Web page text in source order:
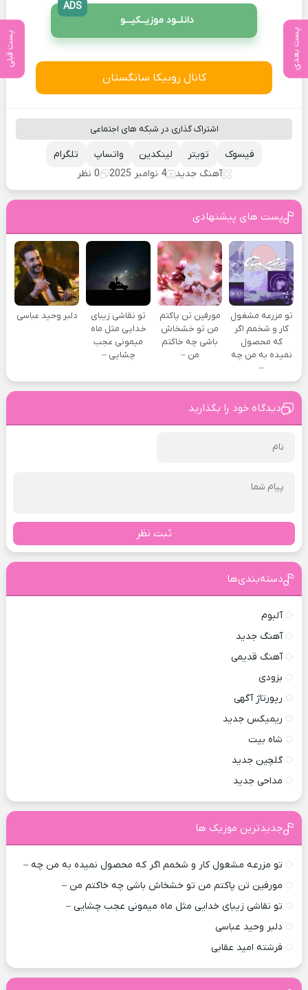
پست بعدی پست قبلی
دانلــود موزیــکیـــو
ADS
کانال روبیکا سانگستان
اشتراک گذاری در شبکه های اجتماعی
تلگرام واتساپ لینکدین تویتر
فیسوک
آهنگ جدید
4 نوامبر 2025 0 نظر
پست های پیشنهادی
تو مزرعه مشغول
کار و شخمم اگر
که محصول
نمیده به من چه
–
مورفین تن پاکتم
من تو خشخاش
باشی چه خاکتم
من –
تو نقاشی زیبای
خدایی مثل ماه
میمونی عجب
چشایی –
دلبر وحید عباسی
دیدگاه خود را بگذارید
ثبت نظر
دسته‌بندی‌ها
آلبوم
آهنگ جدید
آهنگ قدیمی
بزودی
رپورتاژ آگهی
ریمیکس جدید
شاه بیت
گلچین جدید
مداحی جدید
جدیدترین موزیک ها
تو مزرعه مشغول کار و شخمم اگر که محصول نمیده به من چه –
مورفین تن پاکتم من تو خشخاش باشی چه خاکتم من –
تو نقاشی زیبای خدایی مثل ماه میمونی عجب چشایی –
دلبر وحید عباسی
فرشته امید عقابی